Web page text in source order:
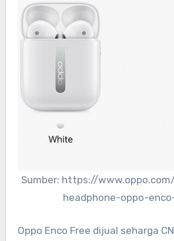
Sumber: https://
headphone-oppo-
Oppo Enco Free dijual seharga